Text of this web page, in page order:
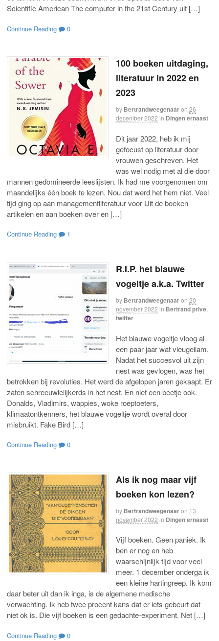
Scientific American The computer in the 21st Century uit […]
Continue Reading 0
100 boeken uitdaging,
literatuur in 2022 en
2023
by Bertrandweegenaaron 26
december 2022 in Dingen ernaast
Dit jaar 2022, heb ik mij
gefocust op literatuur door
vrouwen geschreven. Het
was wel nodig met al die door
mannen gedomineerde leeslijsten. Ik had me voorgenomen om
maandelijks één boek te lezen. Nou dat werd het hem niet. Veel
tijd ging op aan managementliteratuur voor Uit de boeken
artikelen en aan boeken over en […]
Continue Reading 1
R.I.P. het blauwe
vogeltje a.k.a. Twitter
by Bertrandweegenaaron 20
november 2022 in Bertrand prive
twitter
Het blauwe vogeltje vloog al
een paar jaar wat vleugellam.
Nadat het succesvol uit zijn
nest was gevlogen, was het
betrokken bij revoluties. Het werd de afgelopen jaren gekaapt. Er
zaten schreeuwlelijkerds in het nest. En niet een beetje ook.
Donalds, Vladimirs, wappies, woke roeptoeters,
klimaatontkenners, het blauwe vogeltje wordt overal door
misbruikt. Fake Bird […]
Continue Reading 0
Als ik nog maar vijf
boeken kon lezen?
by Bertrandweegenaaron 13
november 2022 in Dingen ernaast
Vijf boeken. Geen paniek. Ik
ben er nog en heb
waarschijnlijk tijd voor veel
meer. 1 december onderga ik
een kleine hartingreep. Ik kom
daar beter uit dan ik inga, is de algemene medische
verwachting. Ik heb twee procent kans dat er iets gebeurt dat
niet ok is. Die vijf boeken is een gedachte-experiment. Net […]
Continue Reading 0